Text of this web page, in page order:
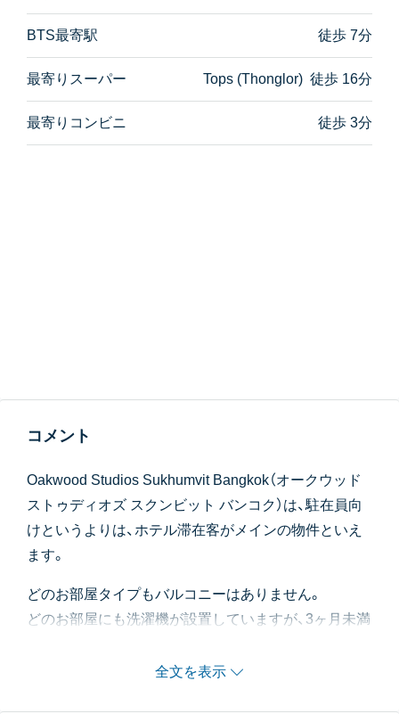
BTS最寄駅 徒歩 7分
最寄りスーパー Tops (Thonglor) 徒歩 16分
最寄りコンビニ 徒歩 3分
コメント
Oakwood Studios Sukhumvit Bangkok（オークウッド
ストゥディオズ スクンビット バンコク）は、駐在員向
けというよりは、ホテル滞在客がメインの物件といえ
ます。
どのお部屋タイプもバルコニーはありません。
どのお部屋にも洗濯機が設置していますが、3ヶ月未満
全文を表示